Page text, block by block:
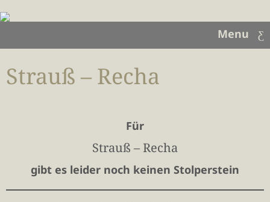
Menu
Strauß – Recha
Für
Strauß – Recha
gibt es leider noch keinen Stolperstein